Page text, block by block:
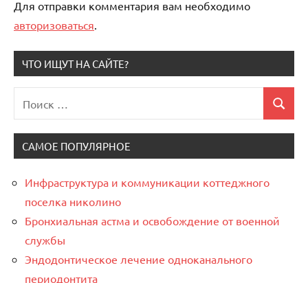
Для отправки комментария вам необходимо
авторизоваться.
ЧТО ИЩУТ НА САЙТЕ?
для:
Поиск
САМОЕ ПОПУЛЯРНОЕ
Инфраструктура и коммуникации коттеджного
поселка николино
Бронхиальная астма и освобождение от военной
службы
Эндодонтическое лечение одноканального
периодонтита